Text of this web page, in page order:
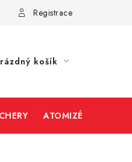
Registrace
košík
ATOMIZÉRY A